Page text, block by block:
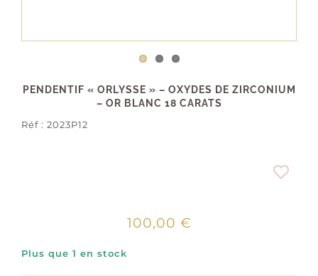
PENDENTIF « ORLYSSE » – OXYDES DE ZIRCONIUM
– OR BLANC 18 CARATS
Réf : 2023P12
100,00 €
Plus que 1 en stock